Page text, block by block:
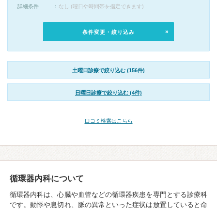
詳細条件
なし (曜日や時間帯を指定できます)
条件変更・絞り込み
土曜日診療で絞り込む (156件)
日曜日診療で絞り込む (4件)
口コミ検索はこちら
循環器内科について
循環器内科は、心臓や血管などの循環器疾患を専門とする診療科
です。動悸や息切れ、脈の異常といった症状は放置していると命